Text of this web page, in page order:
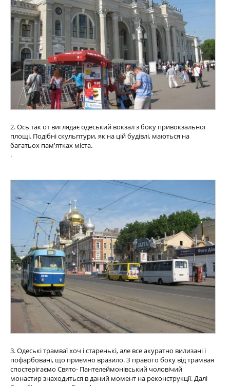
2. Ось так от виглядає одеський вокзал з боку привокзальної
площі. Подібні скульптури, як на цій будівлі, маються на
багатьох пам'ятках міста.
.
3. Одеські трамваї хоч і старенькі, але все акуратно вилизані і
пофарбовані, що приємно вразило. З правого боку від трамвая
спостерігаємо Свято- Пантелеймонівський чоловічий
монастир знаходиться в даний момент на реконструкції. Далі